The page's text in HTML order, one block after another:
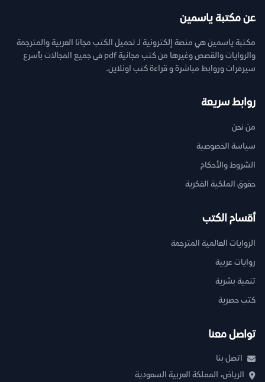
عن مكتبة ياسمين
مكتبة ياسمين هي منصة إلكترونية لـ تحميل الكتب مجانا العربية والمترجمة
والروايات والقصص وغيرها من كتب مجانية pdf فى جميع المجالات بأسرع
سيرفرات وروابط مباشرة و قراءة كتب اونلاين.
روابط سريعة
من نحن
سياسة الخصوصية
الشروط والأحكام
حقوق الملكية الفكرية
أقسام الكتب
الروايات العالمية المترجمة
روايات عربية
تنمية بشرية
كتب حصرية
تواصل معنا
اتصل بنا
الرياض، المملكة العربية السعودية